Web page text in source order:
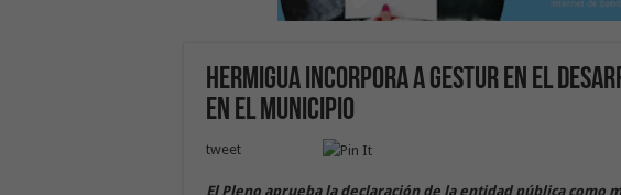
Hermigua incorpora a Gestur en el
en el municipio
tweet
El Pleno aprueba la declaración de la entidad pública como